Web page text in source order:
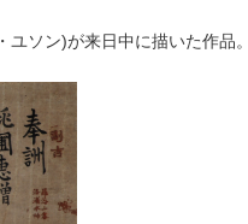
ソン)が来日中に描いた作品。